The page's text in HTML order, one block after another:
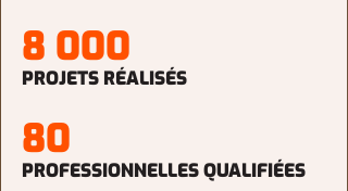
8 000
PROJETS RÉALISÉS
80
PROFESSIONNELLES QUALIFIÉES